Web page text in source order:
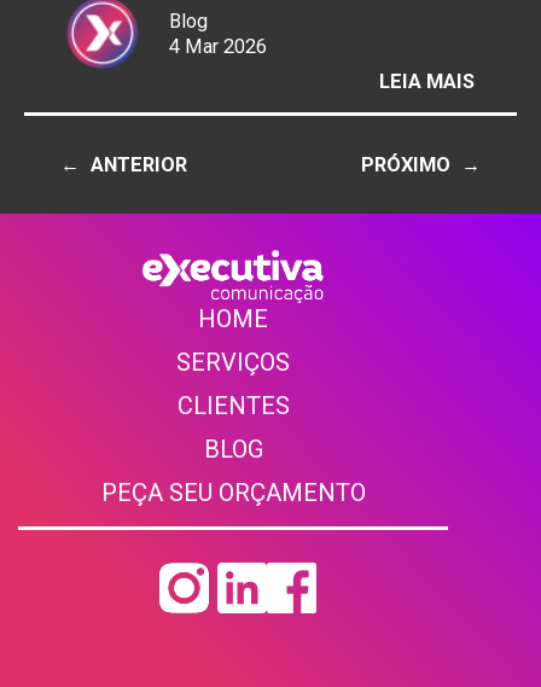
Blog
4 Mar 2026
LEIA MAIS:
← ANTERIOR PRÓXIMO →
HOME
SERVIÇOS
CLIENTES
BLOG
PEÇA SEU ORÇAMENTO